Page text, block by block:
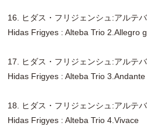
16. ヒダス・フリジェンシュ:アルテ
Hidas Frigyes : Alteba Trio 2.Allegro
17. ヒダス・フリジェンシュ:アルテ
Hidas Frigyes : Alteba Trio 3.Andante
18. ヒダス・フリジェンシュ:アルテ
Hidas Frigyes : Alteba Trio 4.Vivace